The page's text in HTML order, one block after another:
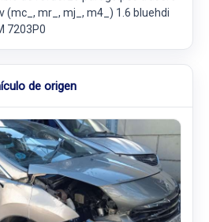
(mc_, mr_, mj_, m4_) 1.6 bluehdi
7203P0
de origen